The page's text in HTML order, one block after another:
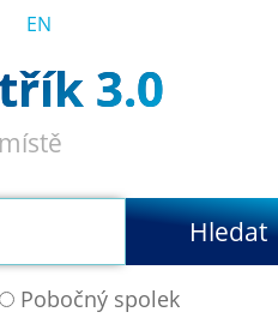
EN
3.0
Hledat
Pobočný spolek